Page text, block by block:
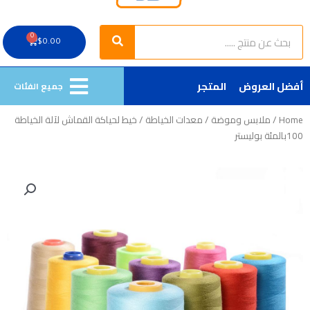
Search
Search
$0.00
0
Cart
أفضل العروض المتجر جميع الفئات
Home
/ملابس وموضة /معدات الخياطة / خيط لحياكة القماش لآلة الخياطة
100بالمئة بوليستر